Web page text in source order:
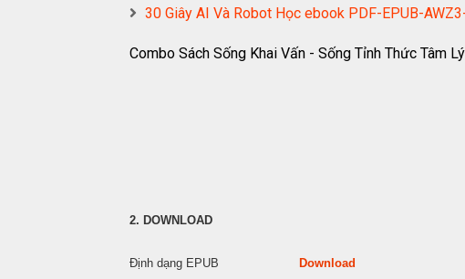
30 Giây AI Và Robot Học ebook PDF-EPUB-
Combo Sách Sống Khai Vấn - Sống Tỉnh Thức Tâm
2. DOWNLOAD
Định dạng EPUB Download